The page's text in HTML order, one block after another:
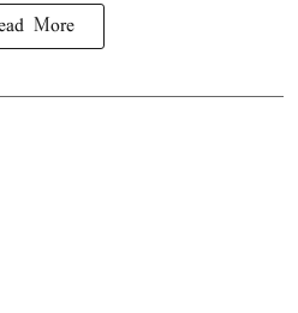
More